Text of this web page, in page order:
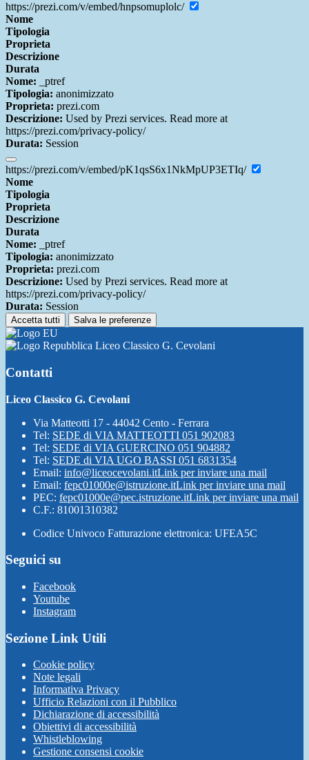
https://prezi.com/v/embed/hnpsomuplolc/
Nome
Tipologia
Proprieta
Descrizione
Durata
Nome: _ptref
Tipologia: anonimizzato
Proprieta: prezi.com
Descrizione: Used by Prezi services. Read more at
https://prezi.com/privacy-policy/
Durata: Session
https://prezi.com/v/embed/pK1qsS6x1NkMpUP3ETIq/
Nome
Tipologia
Proprieta
Descrizione
Durata
Nome: _ptref
Tipologia: anonimizzato
Proprieta: prezi.com
Descrizione: Used by Prezi services. Read more at
https://prezi.com/privacy-policy/
Durata: Session
Accetta tutti Salva le preferenze
Liceo Classico G. Cevolani
Contatti
Liceo Classico G. Cevolani
Via Matteotti 17 - 44042 Cento - Ferrara
Tel: SEDE di VIA MATTEOTTI 051 902083
Tel: SEDE di VIA GUERCINO 051 904882
Tel: SEDE di VIA UGO BASSI 051 6831354
Email: info@liceocevolani.itLink per inviare una mail
Email: fepc01000e@istruzione.itLink per inviare una mail
PEC: fepc01000e@pec.istruzione.itLink per inviare una mail
C.F.: 81001310382
Codice Univoco Fatturazione elettronica: UFEA5C
Seguici su
Facebook
Youtube
Instagram
Sezione Link Utili
Cookie policy
Note legali
Informativa Privacy
Ufficio Relazioni con il Pubblico
Dichiarazione di accessibilità
Obiettivi di accessibilità
Whistleblowing
Gestione consensi cookie